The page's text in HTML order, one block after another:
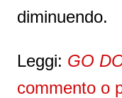
diminuendo.
Leggi: GO
commento o